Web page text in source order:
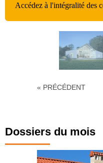
Accédez à l'intégralité des
« PRÉCÉDENT
Dossiers du mois